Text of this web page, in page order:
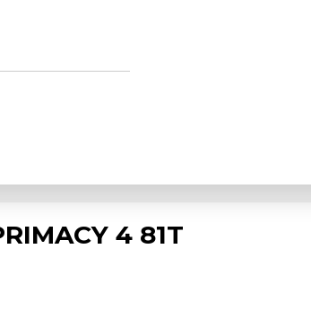
4 81T